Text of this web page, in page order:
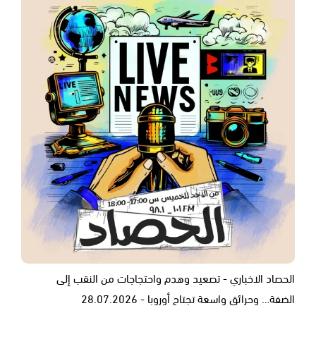
الحصاد الاخباري - تصعيد وهدم واحتجاجات من النقب إلى
الضفة… وحرائق واسعة تجتاح أوروبا - 28.07.2026